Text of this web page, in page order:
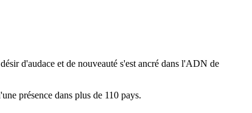
d'audace et de nouveauté s'est ancré dans l'ADN de
présence dans plus de 110 pays.